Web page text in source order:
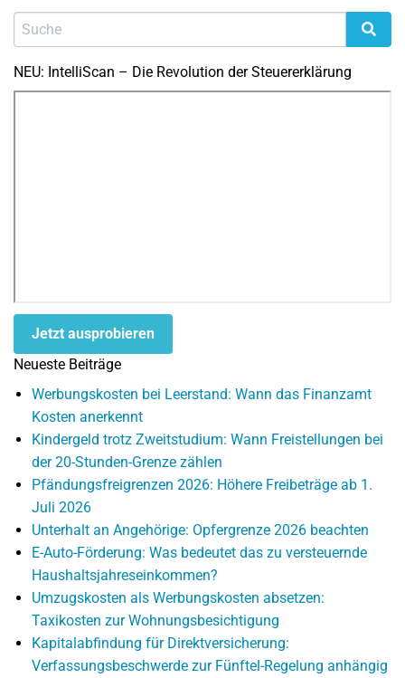
NEU: IntelliScan – Die Revolution der Steuererklärung
Jetzt ausprobieren
Neueste Beiträge
Werbungskosten bei Leerstand: Wann das Finanzamt
Kosten anerkennt
Kindergeld trotz Zweitstudium: Wann Freistellungen bei
der 20-Stunden-Grenze zählen
Pfändungsfreigrenzen 2026: Höhere Freibeträge ab 1.
Juli 2026
Unterhalt an Angehörige: Opfergrenze 2026 beachten
E-Auto-Förderung: Was bedeutet das zu versteuernde
Haushaltsjahreseinkommen?
Umzugskosten als Werbungskosten absetzen:
Taxikosten zur Wohnungsbesichtigung
Kapitalabfindung für Direktversicherung:
Verfassungsbeschwerde zur Fünftel-Regelung anhängig